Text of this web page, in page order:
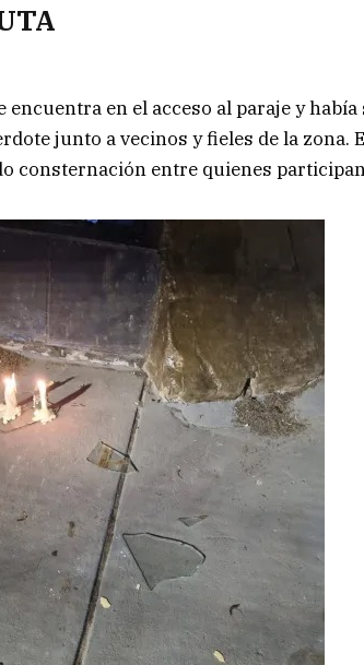
encuentra en el acceso al paraje y
junto a vecinos y fieles de la
consternación entre quienes